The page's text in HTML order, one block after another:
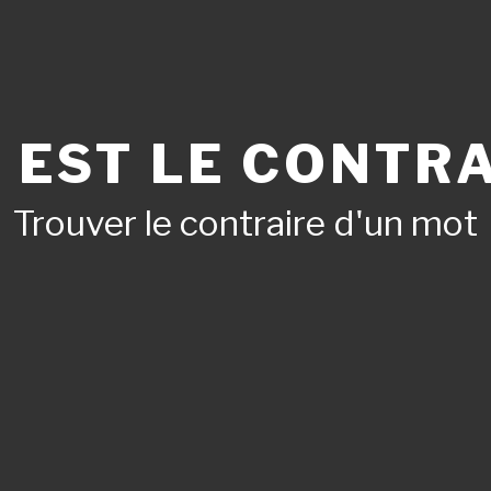
EST LE
Trouver le contraire d'un mot